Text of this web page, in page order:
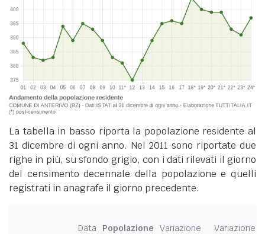
La tabella in basso riporta la popolazione residente al
31 dicembre di ogni anno. Nel 2011 sono riportate due
righe in più, su sfondo grigio, con i dati rilevati il giorno
del censimento decennale della popolazione e quelli
registrati in anagrafe il giorno precedente.
Data
Popolazione
Variazione
Variazione